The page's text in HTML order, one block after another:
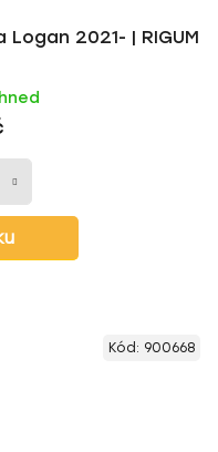
2021- | RIGUM
Kód: 900668